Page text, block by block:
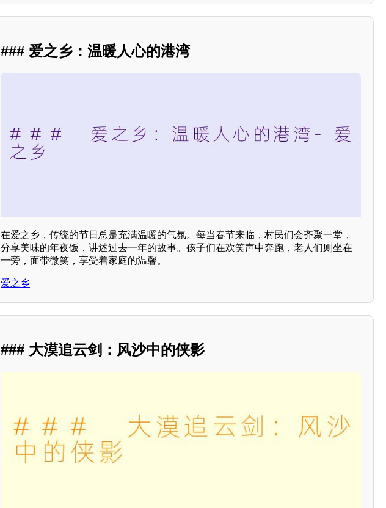
### 爱之乡：温暖人心的港湾
在爱之乡，传统的节日总是充满温暖的气氛。每当春节来临，村民们会齐聚一堂，
分享美味的年夜饭，讲述过去一年的故事。孩子们在欢笑声中奔跑，老人们则坐在
一旁，面带微笑，享受着家庭的温馨。
爱之乡
### 大漠追云剑：风沙中的侠影